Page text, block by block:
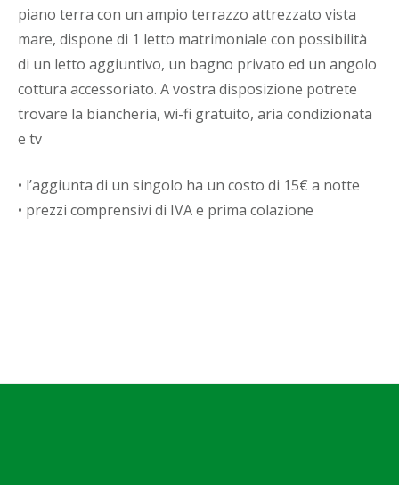
piano terra con un ampio terrazzo attrezzato vista
mare, dispone di 1 letto matrimoniale con possibilità
di un letto aggiuntivo, un bagno privato ed un angolo
cottura accessoriato. A vostra disposizione potrete
trovare la biancheria, wi-fi gratuito, aria condizionata
e tv
• l’aggiunta di un singolo ha un costo di 15€ a notte
• prezzi comprensivi di IVA e prima colazione